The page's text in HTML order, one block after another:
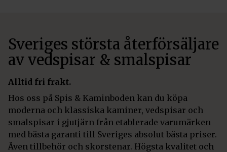
Sveriges största återförsäljare
av vedspisar & smalspisar
Alltid fri frakt.
Hos oss på Spis & Kaminboden kan du köpa
moderna och klassiska kaminer, vedspisar och
smalspisar i gjutjärn från etablerade varumärken
med bästa garanti till Sveriges absolut bästa priser.
Även tillbehör och skorstenar. Högsta kvalitet och